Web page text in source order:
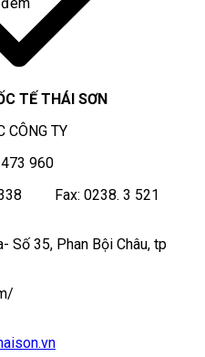
TẾ THÁI SƠN
CÔNG TY
473 960
338 Fax: 0238. 3 521
Số 35, Phan Bội Châu, tp